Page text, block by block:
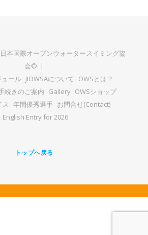
本国際オープンウォータースイミング協
会©. |
ール JIOWSAについて OWSとは？
続きのご案内 Gallery OWSショップ
ス 年間優秀選手 お問合せ(Contact)
English Entry for 2026
トップへ戻る